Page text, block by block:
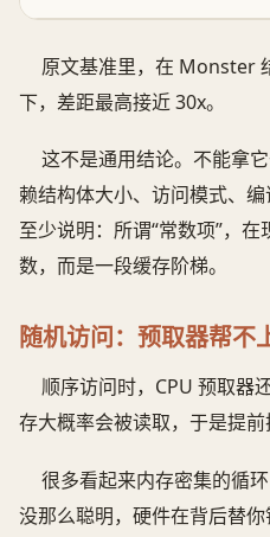
原文基准里，在 Monster
下，差距最高接近 30x。
这不是通用结论。不能拿
赖结构体大小、访问模式、
至少说明：所谓“常数项”，
数，而是一段缓存阶梯。
随机访问：预取器帮不
顺序访问时，CPU 预取器
存大概率会被读取，于是提前
很多看起来内存密集的循
没那么聪明，硬件在背后替你